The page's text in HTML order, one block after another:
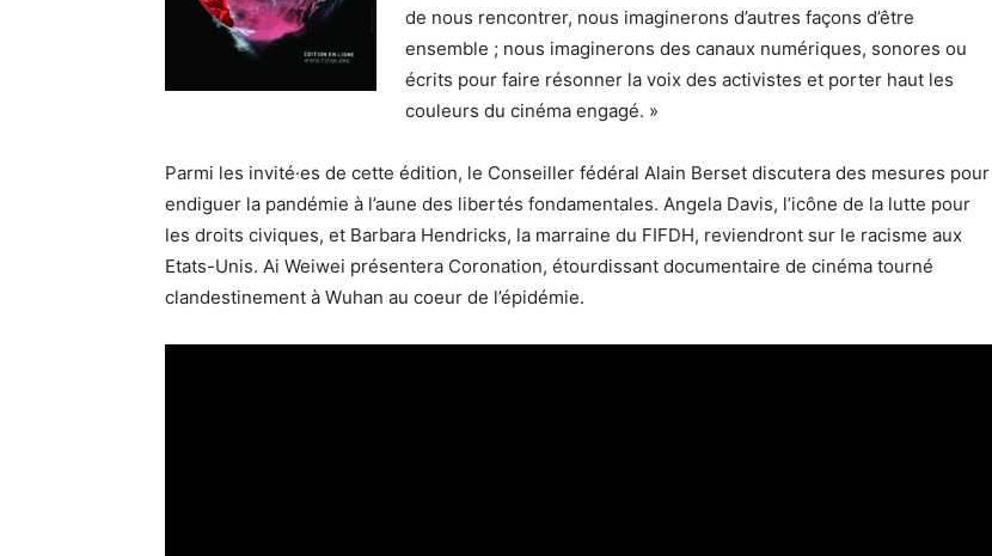
de nous rencontrer, nous imaginerons d’autres façons d’être
ensemble ; nous imaginerons des canaux numériques, sonores ou
écrits pour faire résonner la voix des activistes et porter haut les
couleurs du cinéma engagé. »
Parmi les invité·es de cette édition, le Conseiller fédéral Alain Berset discutera des mesures pour
endiguer la pandémie à l’aune des libertés fondamentales. Angela Davis, l’icône de la lutte pour
les droits civiques, et Barbara Hendricks, la marraine du FIFDH, reviendront sur le racisme aux
Etats-Unis. Ai Weiwei présentera Coronation, étourdissant documentaire de cinéma tourné
clandestinement à Wuhan au coeur de l’épidémie.